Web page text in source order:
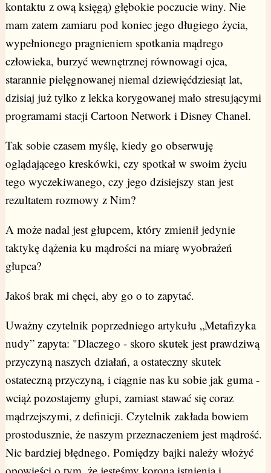
kontaktu z ową księgą) głębokie poczucie winy. Nie
mam zatem zamiaru pod koniec jego długiego życia,
wypełnionego pragnieniem spotkania mądrego
człowieka, burzyć wewnętrznej równowagi ojca,
starannie pielęgnowanej niemal dziewięćdziesiąt lat,
dzisiaj już tylko z lekka korygowanej mało stresującymi
programami stacji Cartoon Network i Disney Chanel.
Tak sobie czasem myślę, kiedy go obserwuję
oglądającego kreskówki, czy spotkał w swoim życiu
tego wyczekiwanego, czy jego dzisiejszy stan jest
rezultatem rozmowy z Nim?
A może nadal jest głupcem, który zmienił jedynie
taktykę dążenia ku mądrości na miarę wyobrażeń
głupca?
Jakoś brak mi chęci, aby go o to zapytać.
Uważny czytelnik poprzedniego artykułu „Metafizyka
nudy” zapyta: "Dlaczego - skoro skutek jest prawdziwą
przyczyną naszych działań, a ostateczny skutek
ostateczną przyczyną, i ciągnie nas ku sobie jak guma -
wciąż pozostajemy głupi, zamiast stawać się coraz
mądrzejszymi, z definicji. Czytelnik zakłada bowiem
prostodusznie, że naszym przeznaczeniem jest mądrość.
Nic bardziej błędnego. Pomiędzy bajki należy włożyć